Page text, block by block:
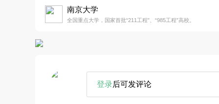
南京大学
全国重点大学，国家首批“211工程”、“985工程”高校。
登录后可发评论